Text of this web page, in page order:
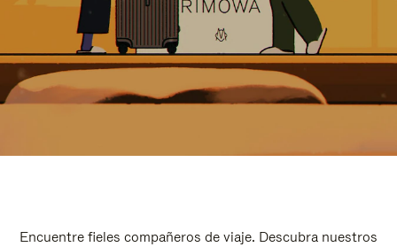
Encuentre fieles compañeros de viaje. Descubra nuestros